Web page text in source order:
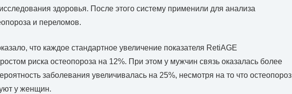
здоровья. После этого систему применили для анализа
и переломов.
что каждое стандартное увеличение показателя RetiAGE
риска остеопороза на 12%. При этом у мужчин связь оказалась более
заболевания увеличивалась на 25%, несмотря на то что остеопороз
у женщин.